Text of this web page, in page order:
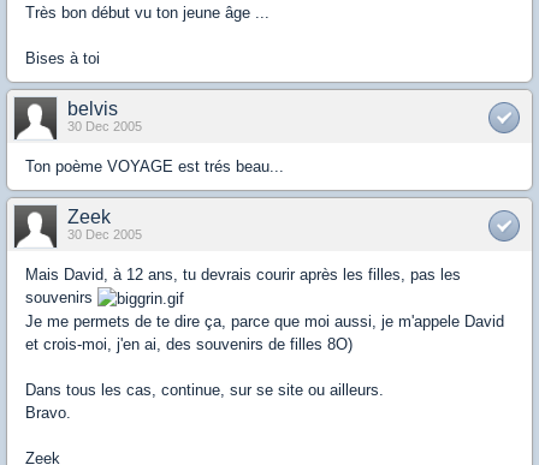
Très bon début vu ton jeune âge ...
Bises à toi
belvis
30 Dec 2005
Ton poème VOYAGE est trés beau...
Zeek
30 Dec 2005
Mais David, à 12 ans, tu devrais courir après les filles, pas les
souvenirs
Je me permets de te dire ça, parce que moi aussi, je m'appele David
et crois-moi, j'en ai, des souvenirs de filles 8O)
Dans tous les cas, continue, sur se site ou ailleurs.
Bravo.
Zeek